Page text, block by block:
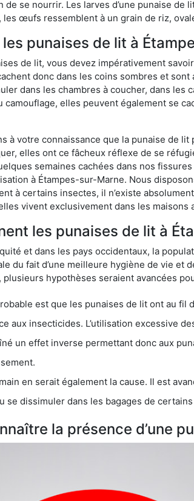
de se nourrir. Les larves d’une punaise
œufs ressemblent à un grain de riz,
punaises de lit à
de lit, vous devez impérativement
donc dans les coins sombres et
dans les chambres à coucher, dans
camouflage, elles peuvent également se
à votre connaissance que la punaise de
elles ont ce fâcheux réflexe de se
semaines cachées dans nos
à Étampes-sur-Marne. Nous
à certains insectes, il n’existe
vivent exclusivement dans les
les punaises de lit à
et dans les pays occidentaux, la
du fait d’une meilleure hygiène de vie et
hypothèses seraient avancées
est que les punaises de lit ont au fil du temps
L’utilisation excessive des
inverse permettant donc aux punaises de
serait également la cause. Il est avancé que
dans les bagages de certains
la présence d’une